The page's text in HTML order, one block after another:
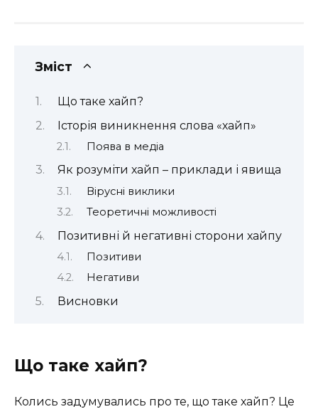
Зміст
Що таке хайп?
Історія виникнення слова «хайп»
Поява в медіа
Як розуміти хайп – приклади і явища
Вірусні виклики
Теоретичні можливості
Позитивні й негативні сторони хайпу
Позитиви
Негативи
Висновки
Що таке хайп?
Колись задумувались про те, що таке хайп? Це